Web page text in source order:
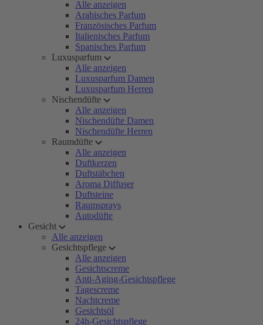
Alle anzeigen
Arabisches Parfum
Französisches Parfum
Italienisches Parfum
Spanisches Parfum
Luxusparfum
Alle anzeigen
Luxusparfum Damen
Luxusparfum Herren
Nischendüfte
Alle anzeigen
Nischendüfte Damen
Nischendüfte Herren
Raumdüfte
Alle anzeigen
Duftkerzen
Duftstäbchen
Aroma Diffuser
Duftsteine
Raumsprays
Autodüfte
Gesicht
Alle anzeigen
Gesichtspflege
Alle anzeigen
Gesichtscreme
Anti-Aging-Gesichtspflege
Tagescreme
Nachtcreme
Gesichtsöl
24h-Gesichtspflege